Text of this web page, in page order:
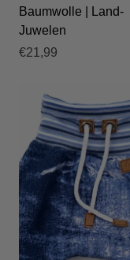
Baumwolle | Land-
Juwelen
€21,99